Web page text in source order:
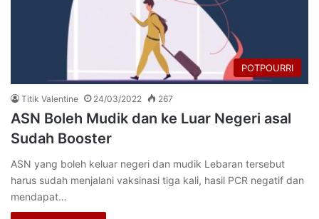
POTPOURRI
Titik Valentine 24/03/2022 267
ASN Boleh Mudik dan ke Luar Negeri asal
Sudah Booster
ASN yang boleh keluar negeri dan mudik Lebaran tersebut
harus sudah menjalani vaksinasi tiga kali, hasil PCR negatif dan
mendapat…